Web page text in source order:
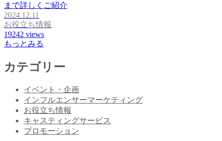
まで詳しくご紹介
2024.12.11
お役立ち情報
19242 views
もっとみる
カテゴリー
イベント・企画
インフルエンサーマーケティング
お役立ち情報
キャスティングサービス
プロモーション